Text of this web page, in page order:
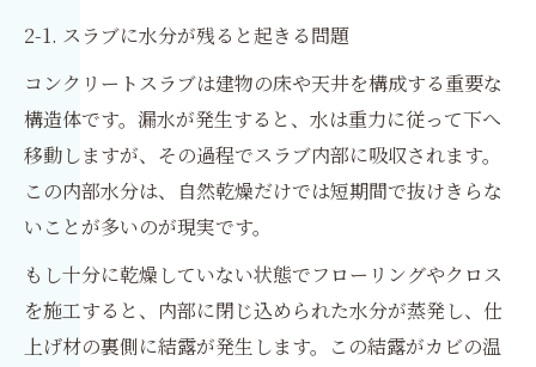
2-1. スラブに水分が残ると起きる問題
コンクリートスラブは建物の床や天井を構成する重要な
構造体です。漏水が発生すると、水は重力に従って下へ
移動しますが、その過程でスラブ内部に吸収されます。
この内部水分は、自然乾燥だけでは短期間で抜けきらな
いことが多いのが現実です。
もし十分に乾燥していない状態でフローリングやクロス
を施工すると、内部に閉じ込められた水分が蒸発し、仕
上げ材の裏側に結露が発生します。この結露がカビの温